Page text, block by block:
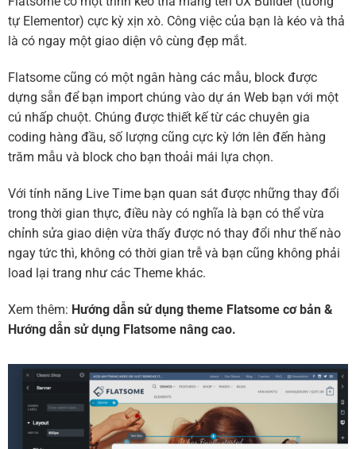
tự Elementor) cực kỳ xịn xò. Công việc của bạn là kéo và thả
là có ngay một giao diện vô cùng đẹp mắt.
Flatsome cũng có một ngân hàng các mẫu, block được
dựng sẵn để bạn import chúng vào dự án Web bạn với một
cú nhấp chuột. Chúng được thiết kế từ các chuyên gia
coding hàng đầu, số lượng cũng cực kỳ lớn lên đến hàng
trăm mẫu và block cho bạn thoải mái lựa chọn.
Với tính năng Live Time bạn quan sát được những thay đổi
trong thời gian thực, điều này có nghĩa là bạn có thể vừa
chỉnh sửa giao diện vừa thấy được nó thay đổi như thế nào
ngay tức thì, không có thời gian trễ và bạn cũng không phải
load lại trang như các Theme khác.
Xem thêm: Hướng dẫn sử dụng theme Flatsome cơ bản &
Hướng dẫn sử dụng Flatsome nâng cao.